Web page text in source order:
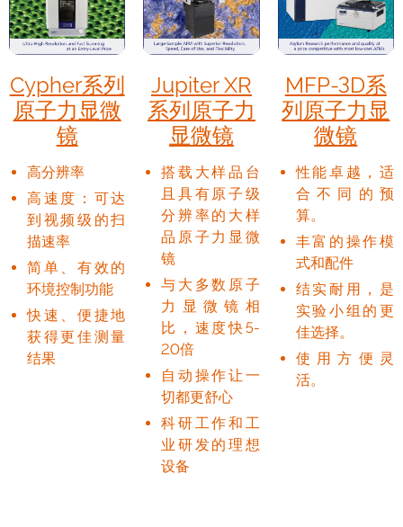
Cypher系列
原子力显微
镜
高分辨率
高速度：可达
到视频级的扫
描速率
简单、有效的
环境控制功能
快速、便捷地
获得更佳测量
结果
Jupiter XR
系列原子力
显微镜
搭载大样品台
且具有原子级
分辨率的大样
品原子力显微
镜
与大多数原子
力显微镜相
比，速度快5-
20倍
自动操作让一
切都更舒心
科研工作和工
业研发的理想
设备
MFP-3D系
列原子力显
微镜
性能卓越，适
合不同的预
算。
丰富的操作模
式和配件
结实耐用，是
实验小组的更
佳选择。
使用方便灵
活。